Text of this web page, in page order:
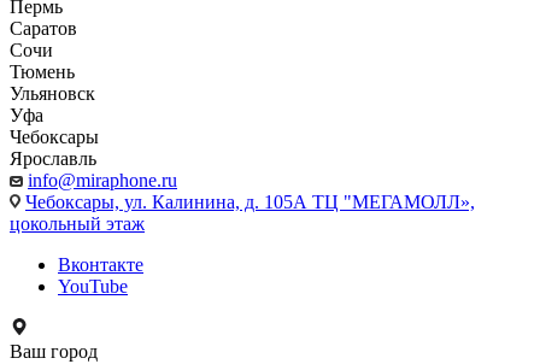
Пермь
Саратов
Сочи
Тюмень
Ульяновск
Уфа
Чебоксары
Ярославль
info@miraphone.ru
Чебоксары, ул. Калинина, д. 105А ТЦ "МЕГАМОЛЛ»,
цокольный этаж
Вконтакте
YouTube
Ваш город